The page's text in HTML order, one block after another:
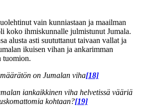
vain kunniastaan ja maailman
koko ihmiskunnalle julmistunut Jumala.
alusta asti suututtanut taivaan vallat ja
ikuisen vihan ja ankarimman
tuomion.
on Jumalan viha[18]
iankaikkinen viha helvetissä vääriä
kohtaan?[19]